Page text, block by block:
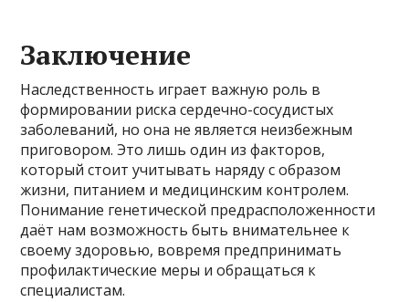
Заключение
Наследственность играет важную роль в
формировании риска сердечно-сосудистых
заболеваний, но она не является неизбежным
приговором. Это лишь один из факторов,
который стоит учитывать наряду с образом
жизни, питанием и медицинским контролем.
Понимание генетической предрасположенности
даёт нам возможность быть внимательнее к
своему здоровью, вовремя предпринимать
профилактические меры и обращаться к
специалистам.